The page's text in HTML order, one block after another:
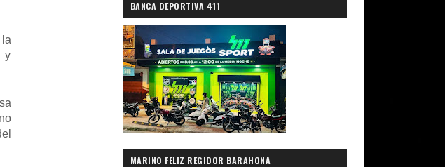
y
BANCA DEPORTIVA 411
MARINO FELIZ REGIDOR BARAHONA